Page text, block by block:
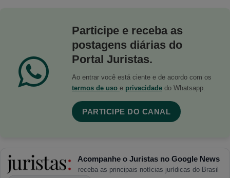
Participe e receba as
postagens diárias do
Portal Juristas.
Ao entrar você está ciente e de acordo com os
termos de uso e privacidade do Whatsapp.
PARTICIPE DO CANAL
Acompanhe o Juristas no Google News
receba as principais notícias jurídicas do Brasil